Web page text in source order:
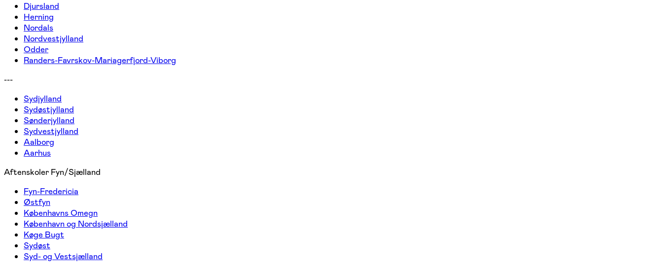
Djursland
Herning
Nordals
Nordvestjylland
Odder
Randers-Favrskov-Mariagerfjord-Viborg
---
Sydjylland
Sydøstjylland
Sønderjylland
Sydvestjylland
Aalborg
Aarhus
Aftenskoler Fyn/Sjælland
Fyn-Fredericia
Østfyn
Københavns Omegn
København og Nordsjælland
Køge Bugt
Sydøst
Syd- og Vestsjælland